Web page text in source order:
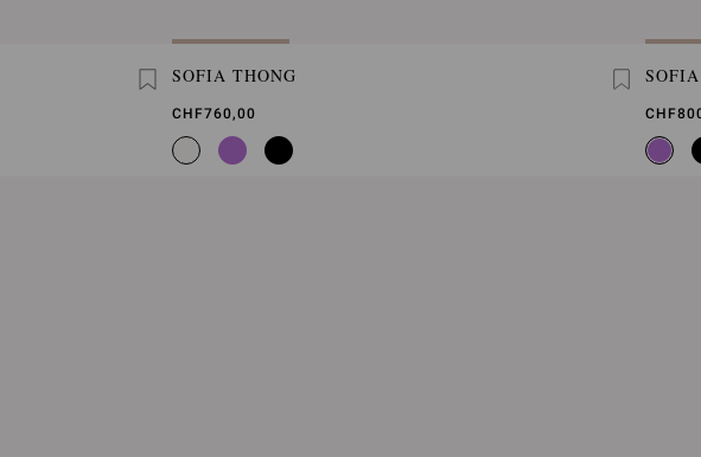
SOFIA THONG
CHF760,00